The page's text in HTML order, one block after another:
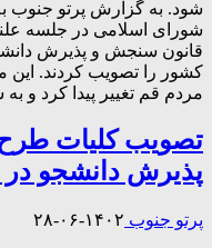
شود. به گزارش پرتو جنوب
شورای اسلامی در جلسه
قانون سنجش و پذیرش
کشور را تصویب کردند. این
مردم قم تغییر پیدا کرد و
تصویب کلیات
پذیرش دانشجو
پرتو جنوب ۱۴۰۲-۰۶-۲۸